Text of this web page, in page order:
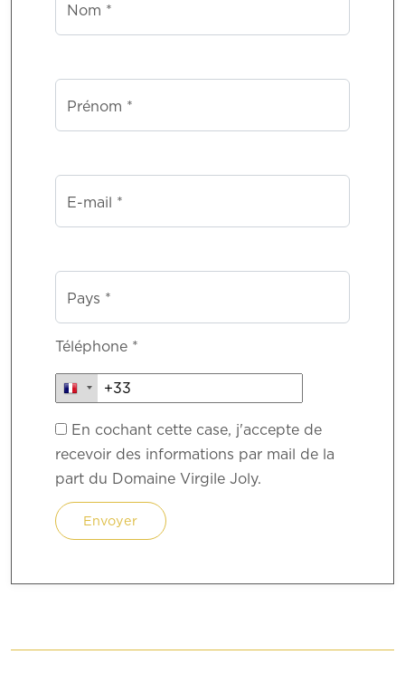
Nom *
Prénom *
E-mail *
Pays *
Téléphone *
En cochant cette case, j'accepte de
recevoir des informations par mail de la
part du Domaine Virgile Joly.